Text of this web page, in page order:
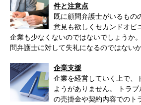
件と注意点
既に顧問弁護士がいるもの
意見も欲しくセカンドオピ
企業も少なくないのではないでしょうか
問弁護士に対して失礼になるのではないか
企業支援
企業を経営していく上で、
ようがありません。 トラ
の売掛金や契約内容でのト